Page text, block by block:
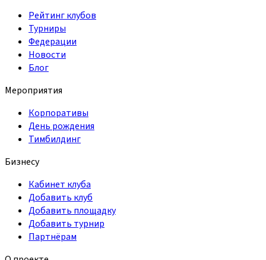
Рейтинг клубов
Турниры
Федерации
Новости
Блог
Мероприятия
Корпоративы
День рождения
Тимбилдинг
Бизнесу
Кабинет клуба
Добавить клуб
Добавить площадку
Добавить турнир
Партнёрам